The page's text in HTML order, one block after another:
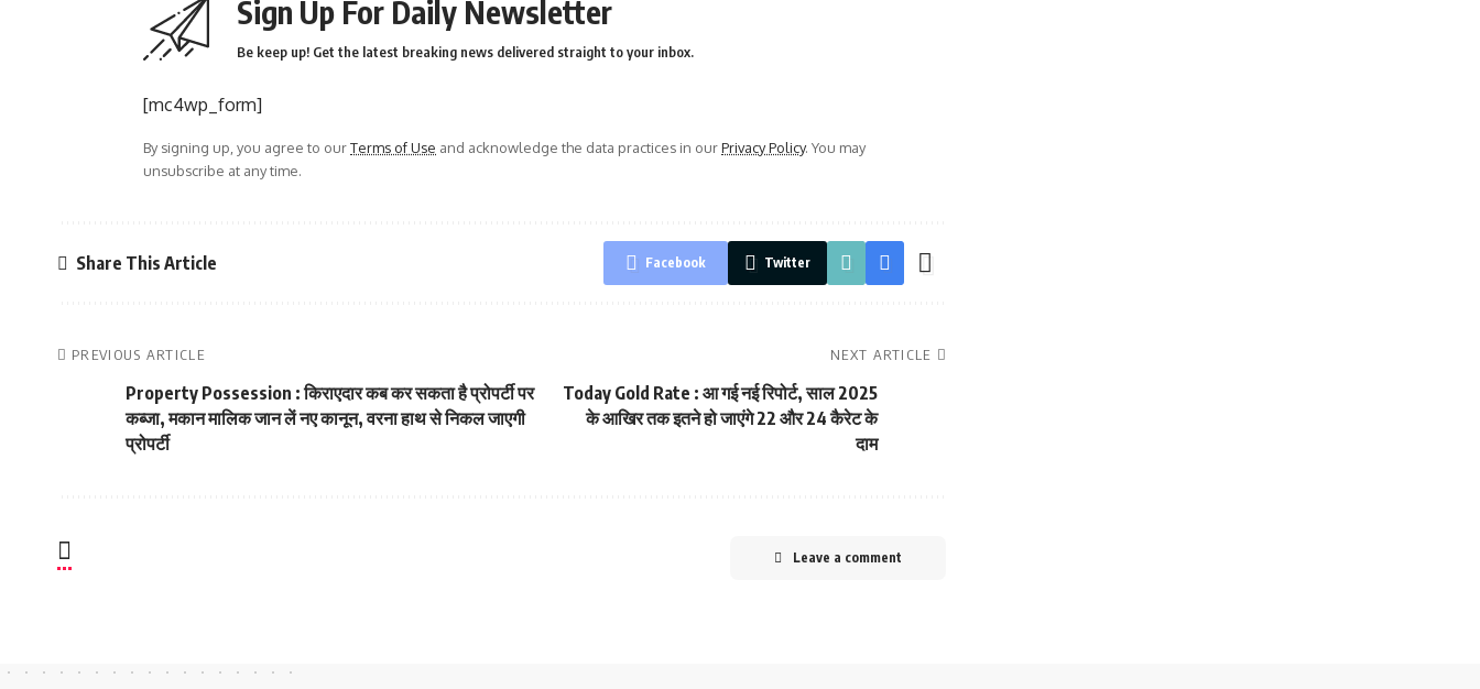
Sign Up For Daily Newsletter
Be keep up! Get the latest breaking news delivered straight to your inbox.
[mc4wp_form]
By signing up, you agree to ourTerms of Use and acknowledge the data practices in ourPrivacy Policy. You may
unsubscribe at any time.
Share This Article Facebook Twitter
PREVIOUS ARTICLE
Property Possession : किराएदार कब कर सकता है प्रोपर्टी पर
कब्जा, मकान मालिक जान लें नए कानून, वरना हाथ से निकल जाएगी
प्रोपर्टी
NEXT ARTICLE
Today Gold Rate : आ गई नई रिपोर्ट, साल 2025
के आखिर तक इतने हो जाएंगे 22 और 24 कैरेट के
दाम
Leave a comment